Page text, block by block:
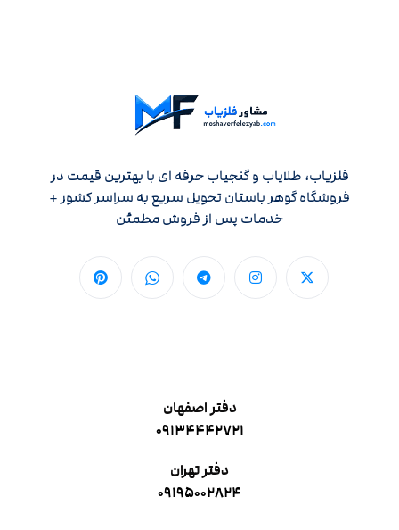
فلزیاب، طلایاب و گنجیاب حرفه ای با بهترین قیمت در
فروشگاه گوهر باستان تحویل سریع به سراسر کشور +
خدمات پس از فروش مطمئن
دفتر اصفهان
۰۹۱۳۴۴۴۲۷۲۱
دفتر تهران
۰۹۱۹۵۰۰۲۸۲۴